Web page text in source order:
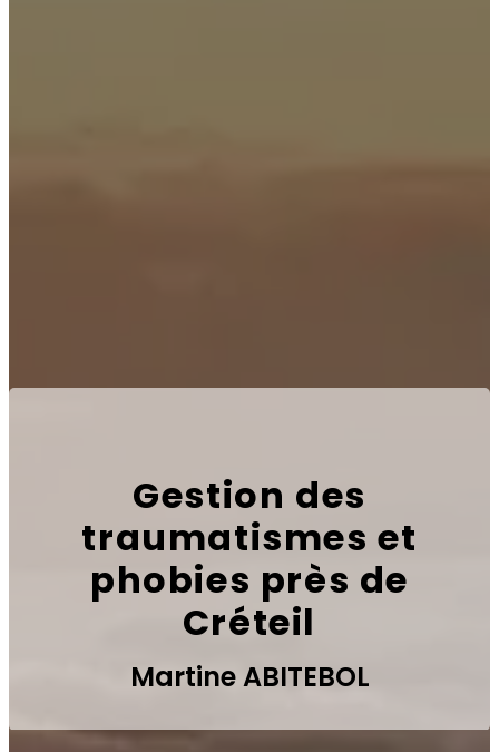
Gestion des
traumatismes et
phobies près de
Créteil
Martine ABITEBOL